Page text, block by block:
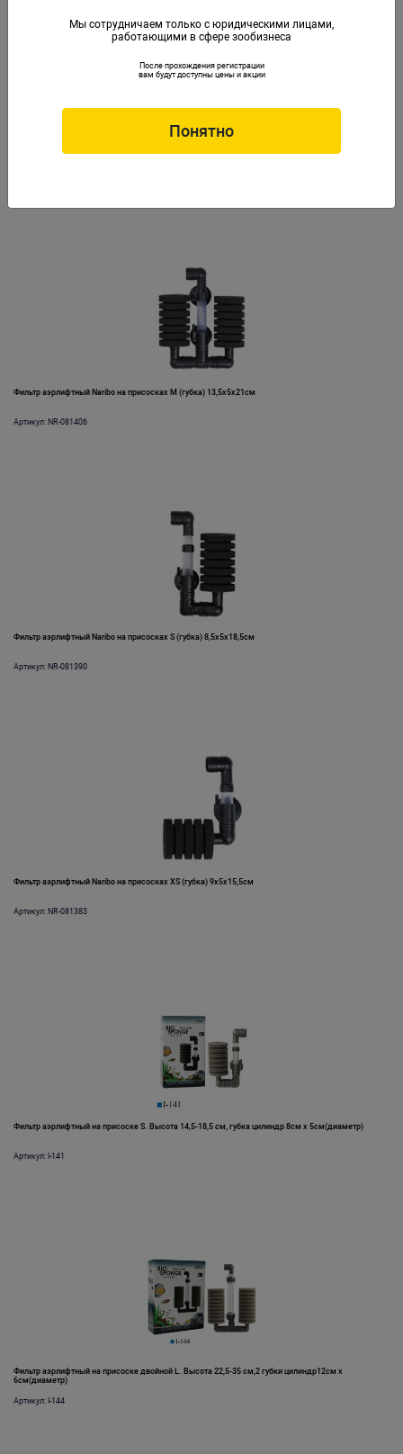
Фильтр аэрлифтный Naribo на присосках M (губка) 13,5х5х21см
Артикул: NR-081406
Фильтр аэрлифтный Naribo на присосках S (губка) 8,5х5х18,5см
Артикул: NR-081390
Фильтр аэрлифтный Naribo на присосках XS (губка) 9х5х15,5см
Артикул: NR-081383
Фильтр аэрлифтный на присоске S. Высота 14,5-18,5 см, губка цилиндр 8см х 5см(диаметр)
Артикул: I-141
Фильтр аэрлифтный на присоске двойной L. Высота 22,5-35 см,2 губки цилиндр12см х
6см(диаметр)
Артикул: I-144
Мы сотрудничаем только с юридическими лицами,
работающими в сфере зообизнеса
После прохождения регистрации
вам будут доступны цены и акции
Понятно